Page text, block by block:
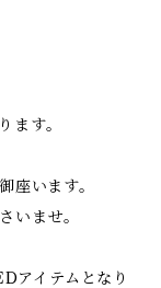
ます。
います。
いませ。
アイテムとなり